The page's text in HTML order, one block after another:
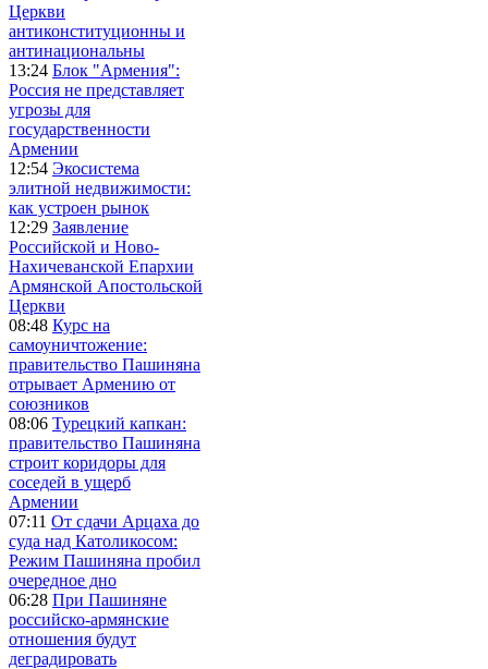
Церкви
антиконституционны и
антинациональны
13:24 Блок "Армения":
Россия не представляет
угрозы для
государственности
Армении
12:54 Экосистема
элитной недвижимости:
как устроен рынок
12:29 Заявление
Российской и Ново-
Нахичеванской Епархии
Армянской Апостольской
Церкви
08:48 Курс на
самоуничтожение:
правительство Пашиняна
отрывает Армению от
союзников
08:06 Турецкий капкан:
правительство Пашиняна
строит коридоры для
соседей в ущерб
Армении
07:11 От сдачи Арцаха до
суда над Католикосом:
Режим Пашиняна пробил
очередное дно
06:28 При Пашиняне
российско-армянские
отношения будут
деградировать